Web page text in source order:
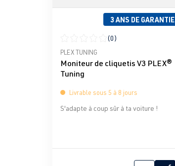
3 ANS DE GARANTIE
Note moyenne de 0 sur 5 étoiles
(0)
PLEX TUNING
Moniteur de cliquetis V3 PLEX®
Tuning
Livrable sous 5 à 8 jours
S'adapte à coup sûr à ta voiture !